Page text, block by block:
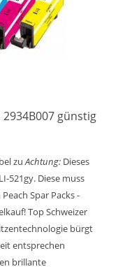
2934B007 günstig
zuAchtung: Dieses
521gy. Diese muss
Spar Packs -
Top Schweizer
bürgt
entsprechen
brillante